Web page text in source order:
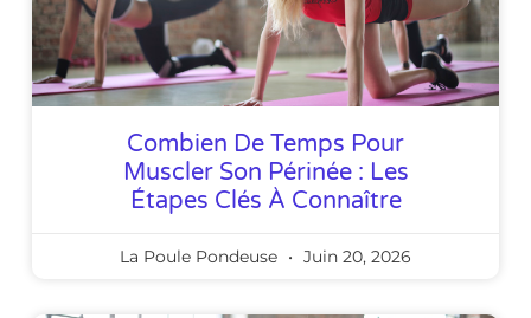
Combien De Temps Pour
Muscler Son Périnée : Les
Étapes Clés À Connaître
La Poule Pondeuse Juin 20, 2026